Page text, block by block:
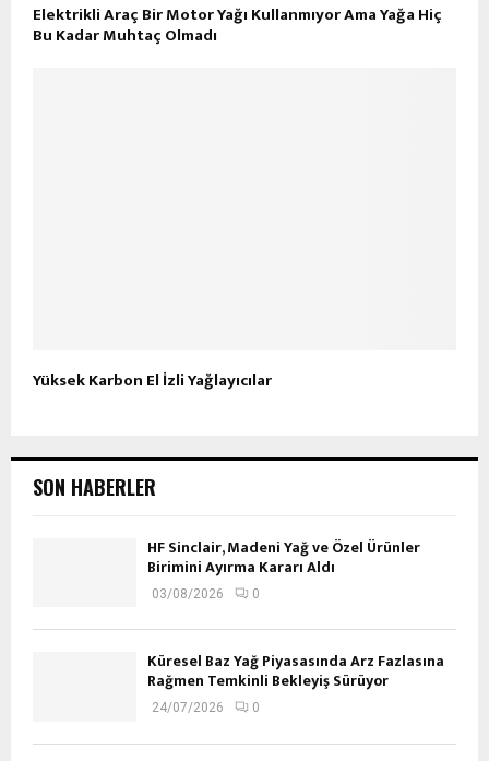
Elektrikli Araç Bir Motor Yağı Kullanmıyor Ama Yağa Hiç
Bu Kadar Muhtaç Olmadı
Yüksek Karbon El İzli Yağlayıcılar
SON HABERLER
HF Sinclair, Madeni Yağ ve Özel Ürünler
Birimini Ayırma Kararı Aldı
03/08/2026 0
Küresel Baz Yağ Piyasasında Arz Fazlasına
Rağmen Temkinli Bekleyiş Sürüyor
24/07/2026 0